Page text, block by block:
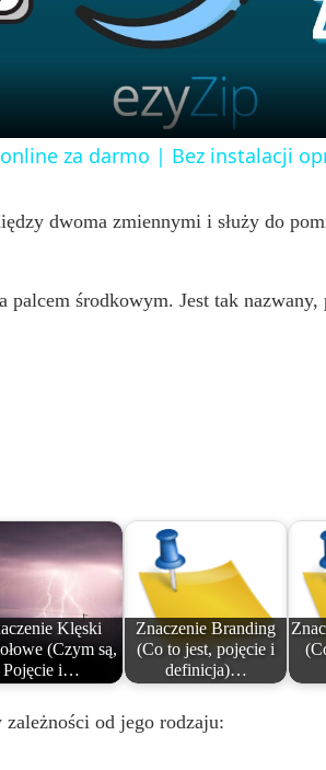
y
za darmo | Bez instalacji
dwoma zmiennymi i służy do
środkowym. Jest tak nazwany,
Klęski
(Czym są,
Pojęcie i…
Znaczenie Branding
(Co to jest, pojęcie i
definicja)…
od jego rodzaju: